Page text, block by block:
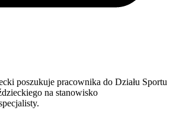
poszukuje pracownika do Działu Sportu
na stanowisko